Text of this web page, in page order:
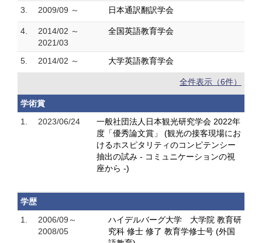
3. 2009/09 ～ 日本通訳翻訳学会
4.
2014/02 ～
2021/03
全国英語教育学会
5. 2014/02 ～ 大学英語教育学会
全件表示（6件）
学術賞
1.
2023/06/24
一般社団法人日本観光研究学会 2022年
度「優秀論文賞」 (観光の接客現場にお
けるホスピタリティのコンピテンシー
抽出の試み - コミュニケーションの視
座から -)
学歴
1.
2006/09～
2008/05
ハイデルバーグ大学 大学院 教育研
究科 修士 修了 教育学修士号 (外国